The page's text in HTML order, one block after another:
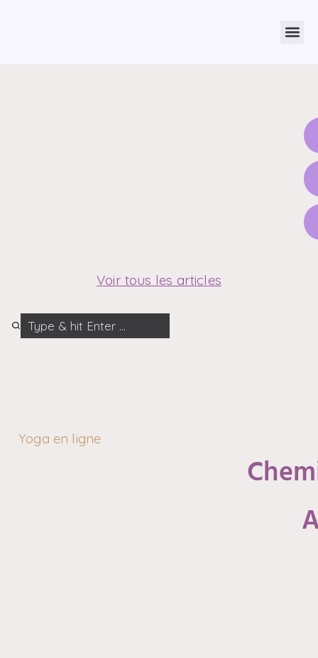
Voir tous les articles
Yoga en ligne